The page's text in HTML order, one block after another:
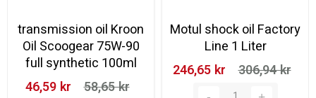
transmission oil Kroon
Oil Scoogear 75W-90
full synthetic 100ml
46,59 kr‎
58,65 kr‎
Motul shock oil Factory
Line 1 Liter
246,65 kr‎
306,94 kr‎